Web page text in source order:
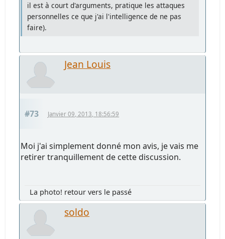
il est à court d'arguments, pratique les attaques
personnelles ce que j'ai l'intelligence de ne pas
faire).
Jean Louis
#73 Janvier 09, 2013, 18:56:59
Moi j'ai simplement donné mon avis, je vais me
retirer tranquillement de cette discussion.
La photo! retour vers le passé
soldo